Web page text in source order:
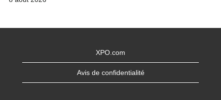
XPO.com
Avis de confidentialité